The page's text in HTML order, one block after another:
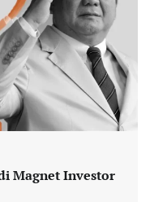
Magnet Investor